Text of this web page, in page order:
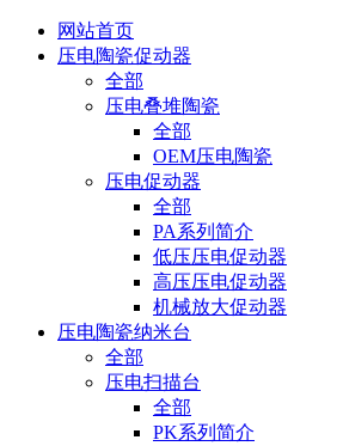
网站首页
压电陶瓷促动器
全部
压电叠堆陶瓷
全部
OEM压电陶瓷
压电促动器
全部
PA系列简介
低压压电促动器
高压压电促动器
机械放大促动器
压电陶瓷纳米台
全部
压电扫描台
全部
PK系列简介